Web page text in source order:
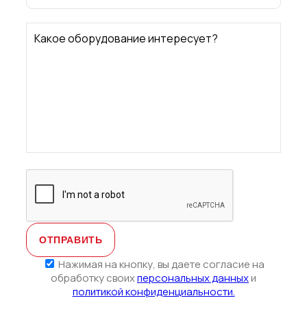
Какое оборудование интересует?
Нажимая на кнопку, вы даете согласие на
обработку своихперсональных данныхи
политикой конфиденциальности.